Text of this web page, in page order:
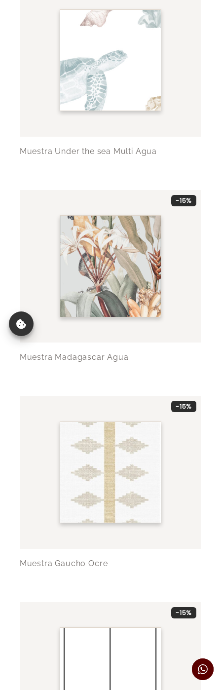
Muestra Under the sea Multi Agua
Muestra Madagascar Agua
-15%
Muestra Gaucho Ocre
-15%
-15%